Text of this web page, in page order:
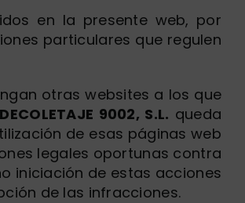
en la presente web, por
particulares que regulen
otras websites a los que
DECOLETAJE 9002, S.L. queda
de esas páginas web
legales oportunas contra
iniciación de estas acciones
de las infracciones.